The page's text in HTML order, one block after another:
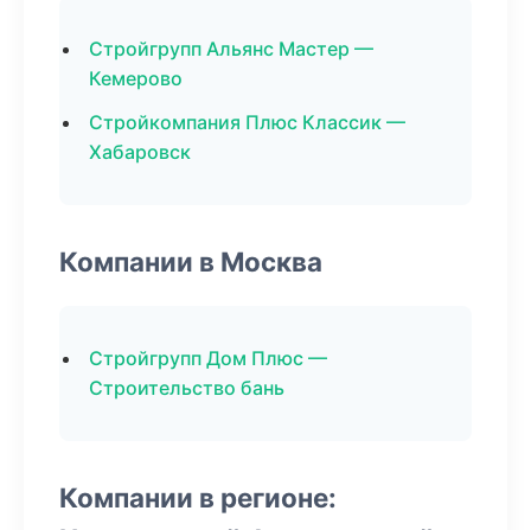
Стройгрупп Альянс Мастер —
Кемерово
Стройкомпания Плюс Классик —
Хабаровск
Компании в Москва
Стройгрупп Дом Плюс —
Строительство бань
Компании в регионе: